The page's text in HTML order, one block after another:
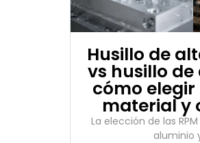
Husillo de
vs husillo
cómo elegir
material y
La elección de las
aluminio